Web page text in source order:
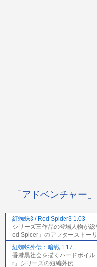
「アドベンチャー
紅蜘蛛3 / Red Spider3 1.03
シリーズ三作品の登場人物が
ed Spider」のアフターストー
紅蜘蛛外伝：暗戦 1.17
香港黒社会を描くハードボイ
r」シリーズの短編外伝